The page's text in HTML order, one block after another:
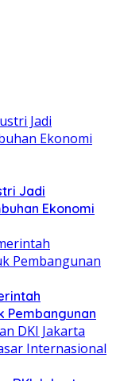
Jadi
Ekonomi
Pembangunan